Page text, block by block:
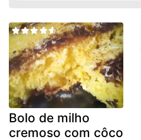
Bolo de milho
cremoso com côco